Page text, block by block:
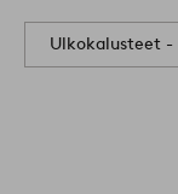
Ulkokalusteet -